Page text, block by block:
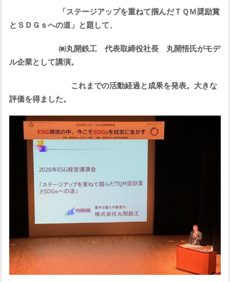
「ステージアップを重ねて掴んだＴＱＭ奨励賞
とＳＤＧｓへの道」 と題して、
㈱丸開鉄工 代表取締役社長 丸開悟氏がモデ
ル企業として講演。
これまでの活動経過と成果を発表。大きな
評価を得ました。